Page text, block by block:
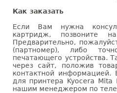
Как заказать
Если Вам нужна
картридж, позвоните
Предварительно,
(партномер), либо
печатающего устройства.
через сайт, положив
контактной информацией.
для принтера Kyocera Mita
нашим менеджером по